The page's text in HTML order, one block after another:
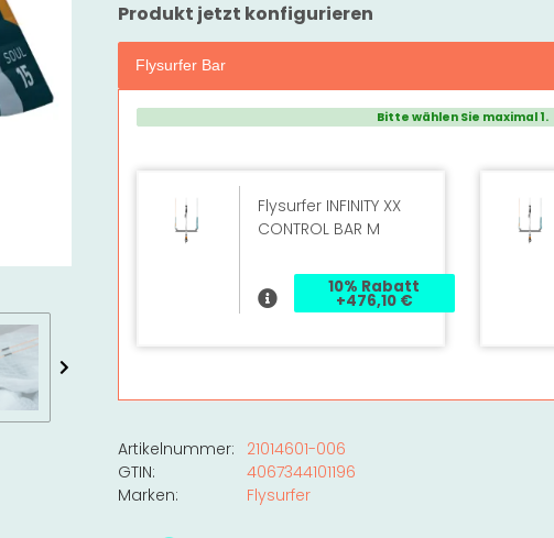
Produkt jetzt konfigurieren
Flysurfer Bar
Bitte wählen Sie maximal 1.
Flysurfer INFINITY XX
CONTROL BAR M
10% Rabatt
+476,10 €
Artikelnummer:
21014601-006
GTIN:
4067344101196
Marken:
Flysurfer